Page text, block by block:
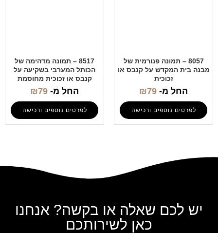
8057 – תמונה פנורמית של
מבנה בית המקדש על קנבס או
זכוכית
החל מ- ₪79
לפרטים נוספים ורכישה
8517 – תמונה מדהימה של
הכותל המערבי בשקיעה על
קנבס או זכוכית מחוסמת
החל מ- ₪79
לפרטים נוספים ורכישה
יש לכם שאלה או בקשה? אנחנו
כאן לשירותכם